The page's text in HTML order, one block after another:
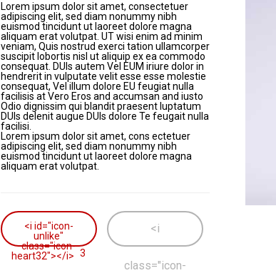
Lorem ipsum dolor sit amet, consectetuer
adipiscing elit, sed diam nonummy nibh
euismod tincidunt ut laoreet dolore magna
aliquam erat volutpat. UT wisi enim ad minim
veniam, Quis nostrud exerci tation ullamcorper
suscipit lobortis nisl ut aliquip ex ea commodo
consequat. DUIs autem Vel EUM iriure dolor in
hendrerit in vulputate velit esse esse molestie
consequat, Vel illum dolore EU feugiat nulla
facilisis at Vero Eros and accumsan and iusto
Odio dignissim qui blandit praesent luptatum
DUIs delenit augue DUIs dolore Te feugait nulla
facilisi.
Lorem ipsum dolor sit amet, cons ectetuer
adipiscing elit, sed diam nonummy nibh
euismod tincidunt ut laoreet dolore magna
aliquam erat volutpat.
<i id="icon-
unlike"
class="icon-
heart32"></i> 3
<i
class="icon-